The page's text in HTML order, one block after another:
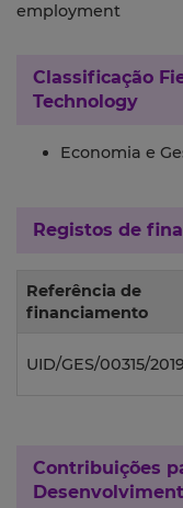
employment
Classificação
Technology
Economia e
Registos de
Referência de
financiamento
UID/GES/00315/2019
Contribuições